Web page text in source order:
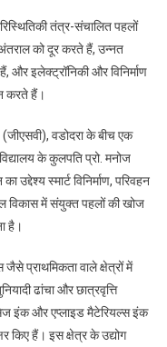
तंत्र-संचालित पहलों
को दूर करते हैं, उन्नत
और इलेक्ट्रॉनिकी और विनिर्माण
करते हैं।
वडोदरा के बीच एक
के कुलपति प्रो. मनोज
उद्देश्य स्मार्ट विनिर्माण, परिवहन
विकास में संयुक्त पहलों की खोज
है।
जैसे प्राथमिकता वाले क्षेत्रों में
ढांचा और छात्रवृत्ति
इंक और एप्लाइड मैटेरियल्स इंक
किए हैं। इस क्षेत्र के उद्योग